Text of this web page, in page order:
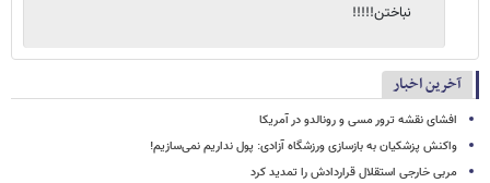
نباختن!!!!!
آخرین اخبار
افشای نقشه ترور مسی و رونالدو در آمریکا
واکنش پزشکیان به بازسازی ورزشگاه آزادی: پول نداریم نمی‌سازیم!
مربی خارجی استقلال قراردادش را تمدید کرد